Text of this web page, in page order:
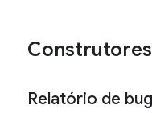
Relatório de